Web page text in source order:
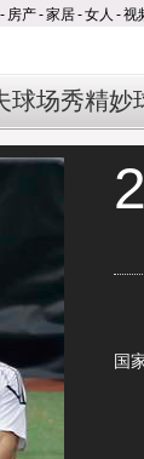
- 房产-家居-女人 -视
球场秀精妙
2
国